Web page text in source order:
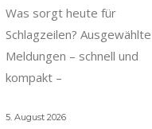
Was sorgt heute für
Schlagzeilen? Ausgewählte
Meldungen – schnell und
kompakt –
5. August 2026